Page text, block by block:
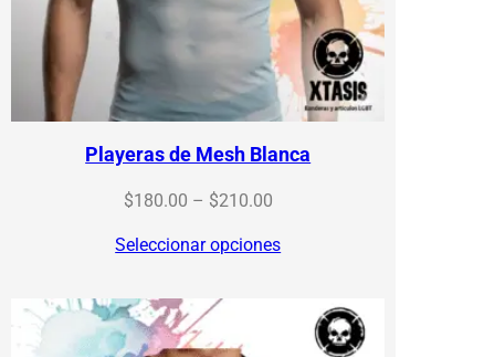
Playeras de Mesh Blanca
$180.00 – $210.00Price
$180.00
$210.00
Seleccionar opciones